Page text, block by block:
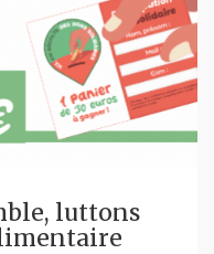
luttons